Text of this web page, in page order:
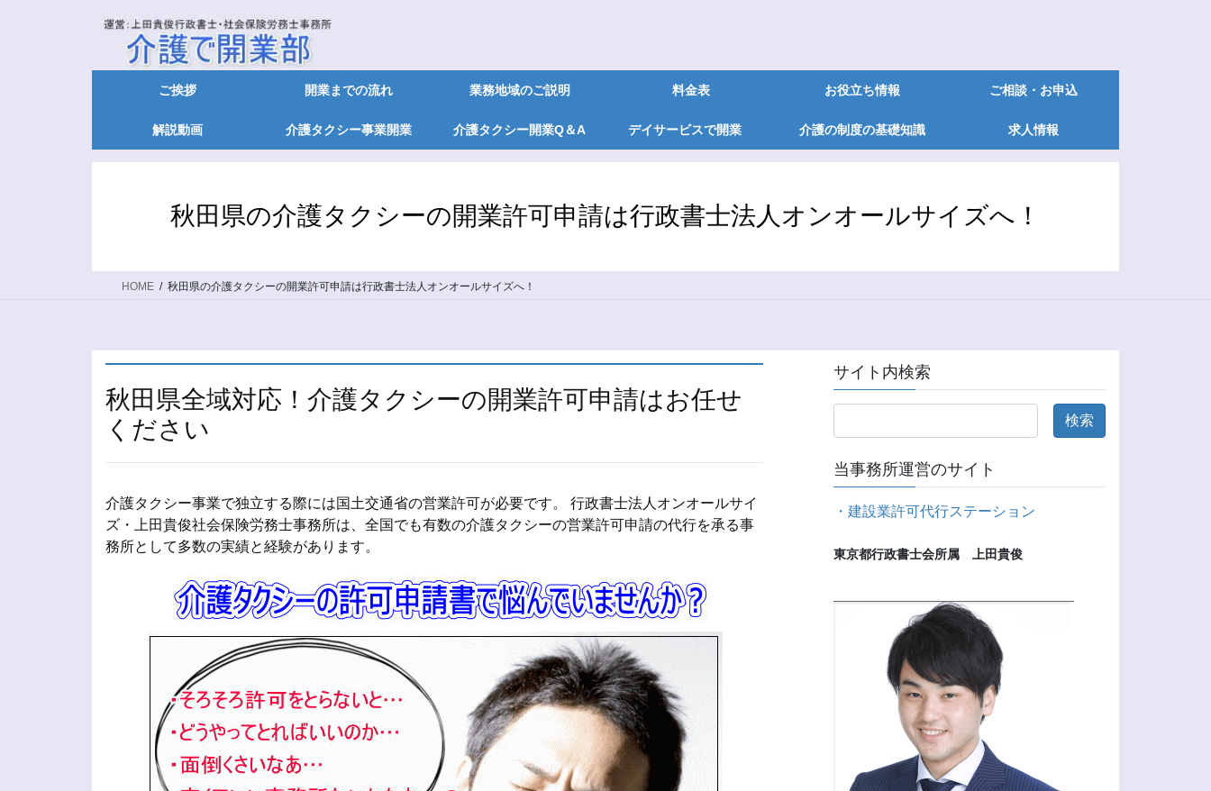
ご挨拶 開業までの流れ 業務地域のご説明 料金表 お役立ち情報 ご相談・お申込
解説動画 介護タクシー事業開業 介護タクシー開業Q＆A デイサービスで開業 介護の制度の基礎知識 求人情報
秋田県の介護タクシーの開業許可申請は行政書士法人オンオールサイズへ！
HOME 秋田県の介護タクシーの開業許可申請は行政書士法人オンオールサイズへ！
秋田県全域対応！介護タクシーの開業許可申請はお任せ
ください
介護タクシー事業で独立する際には国土交通省の営業許可が必要です。 行政書士法人オンオールサイ
ズ・上田貴俊社会保険労務士事務所は、全国でも有数の介護タクシーの営業許可申請の代行を承る事
務所として多数の実績と経験があります。
サイト内検索
当事務所運営のサイト
・建設業許可代行ステーション
東京都行政書士会所属　上田貴俊